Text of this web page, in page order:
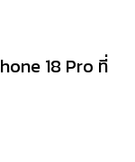
18 Pro ที่